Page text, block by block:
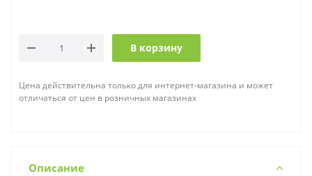
В корзину
Цена действительна только для интернет-магазина и может
отличаться от цен в розничных магазинах
Описание